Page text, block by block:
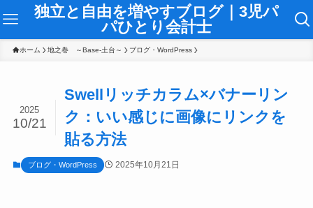
独立と自由を増やすブログ｜3児パ
パひとり会計士
ホーム 地之巻 ～Base-土台～ ブログ・WordPress
Swellリッチカラム×バナーリン
ク：いい感じに画像にリンクを
貼る方法
2025
10/21
ブログ・WordPress 2025年10月21日